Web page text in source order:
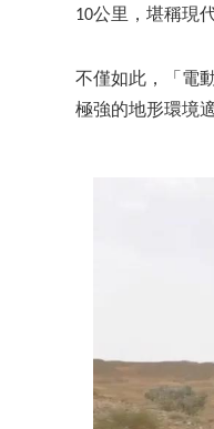
10公里，堪稱現
不僅如此，「電
極強的地形環境